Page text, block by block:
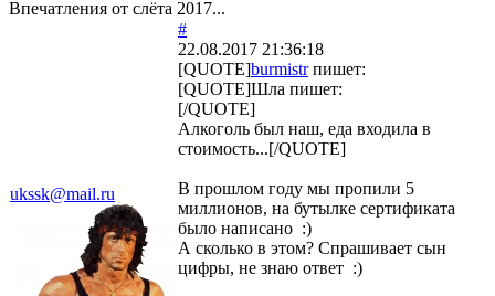
Впечатления от слёта 2017...
ukssk@mail.ru
#
22.08.2017 21:36:18
[QUOTE]burmistrпишет:
[QUOTE]Шла пишет:
[/QUOTE]
Алкоголь был наш, еда входила в
стоимость...[/QUOTE]
В прошлом году мы пропили 5
миллионов, на бутылке сертификата
было написано :)
А сколько в этом? Спрашивает сын
цифры, не знаю ответ :)